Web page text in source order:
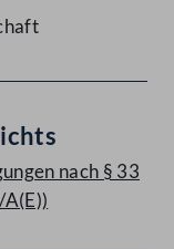
nach § 33